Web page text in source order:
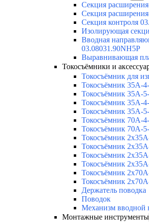
Секция
Секция
Секция контроля
Изолирующая
Вводная
03.08031.90NH5P
Выравнивающая
Токосъёмники и
Токосъёмник для
Токосъёмник 35А-
Токосъёмник 35А-
Токосъёмник 35А-
Токосъёмник 35А-
Токосъёмник 70А-
Токосъёмник 70А-
Токосъёмник
Токосъёмник
Токосъёмник
Токосъёмник
Токосъёмник
Токосъёмник
Держатель поводка
Поводок
Механизм вводной
Монтажные инструменты